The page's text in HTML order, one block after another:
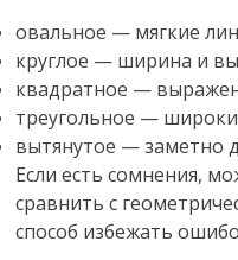
овальное — мягкие
круглое — ширина и
квадратное —
треугольное —
вытянутое — заметно
Если есть сомнения,
сравнить с
способ избежать